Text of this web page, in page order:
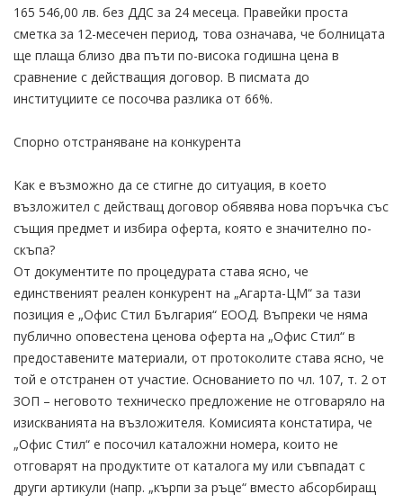
165 546,00 лв. без ДДС за 24 месеца. Правейки проста
сметка за 12-месечен период, това означава, че болницата
ще плаща близо два пъти по-висока годишна цена в
сравнение с действащия договор. В писмата до
институциите се посочва разлика от 66%.
Спорно отстраняване на конкурента
Как е възможно да се стигне до ситуация, в което
възложител с действащ договор обявява нова поръчка със
същия предмет и избира оферта, която е значително по-
скъпа?
От документите по процедурата става ясно, че
единственият реален конкурент на „Агарта-ЦМ“ за тази
позиция е „Офис Стил България“ ЕООД. Въпреки че няма
публично оповестена ценова оферта на „Офис Стил“ в
предоставените материали, от протоколите става ясно, че
той е отстранен от участие. Основанието по чл. 107, т. 2 от
ЗОП – неговото техническо предложение не отговаряло на
изискванията на възложителя. Комисията констатира, че
„Офис Стил“ е посочил каталожни номера, които не
отговарят на продуктите от каталога му или съвпадат с
други артикули (напр. „кърпи за ръце“ вместо абсорбиращ